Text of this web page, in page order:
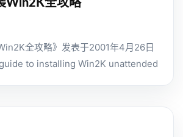
Win2K全攻略
全攻略》发表于2001年4月26日
guide to installing Win2K unattended